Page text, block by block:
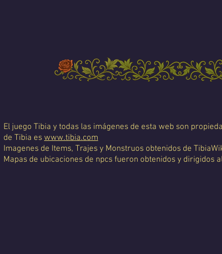
El juego Tibia y todas las imágenes de esta web son
de Tibia es www.tibia.com
Imagenes de Items, Trajes y Monstruos obtenidos de
Mapas de ubicaciones de npcs fueron obtenidos y dirigidos